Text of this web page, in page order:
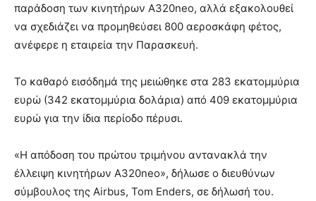
παράδοση των κινητήρων A320neo, αλλά εξακολουθεί
να σχεδιάζει να προμηθεύσει 800 αεροσκάφη φέτος,
ανέφερε η εταιρεία την Παρασκευή.
Το καθαρό εισόδημά της μειώθηκε στα 283 εκατομμύρια
ευρώ (342 εκατομμύρια δολάρια) από 409 εκατομμύρια
ευρώ για την ίδια περίοδο πέρυσι.
«Η απόδοση του πρώτου τριμήνου αντανακλά την
έλλειψη κινητήρων A320neo», δήλωσε ο διευθύνων
σύμβουλος της Airbus, Tom Enders, σε δήλωσή του.